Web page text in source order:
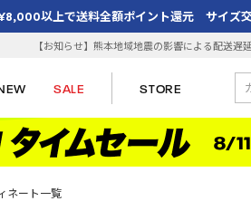
以上で送料全額ポイント還元 サイズ
【お知らせ】熊本地域地震の影響による配送遅
SALE STORE
ネート一覧